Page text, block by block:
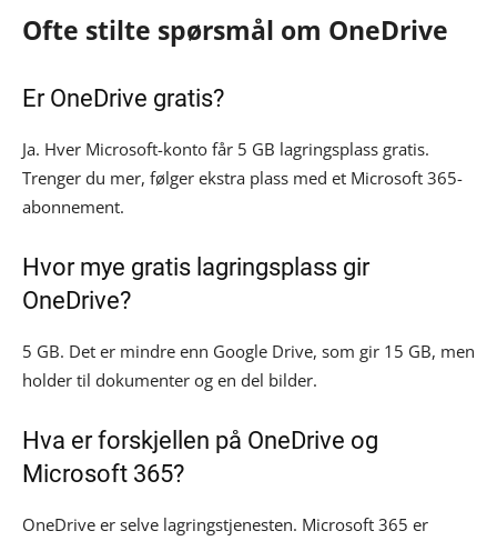
Ofte stilte spørsmål om OneDrive
Er OneDrive gratis?
Ja. Hver Microsoft-konto får 5 GB lagringsplass gratis.
Trenger du mer, følger ekstra plass med et Microsoft 365-
abonnement.
Hvor mye gratis lagringsplass gir
OneDrive?
5 GB. Det er mindre enn Google Drive, som gir 15 GB, men
holder til dokumenter og en del bilder.
Hva er forskjellen på OneDrive og
Microsoft 365?
OneDrive er selve lagringstjenesten. Microsoft 365 er